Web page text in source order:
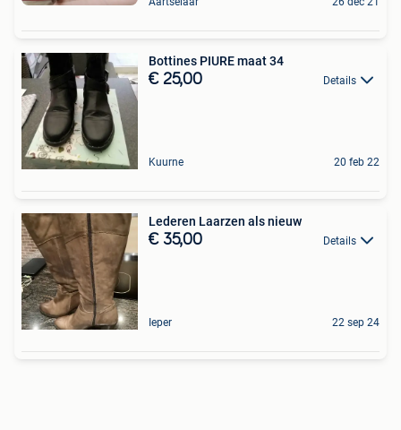
Bottines PIURE maat 34
€ 25,00 Details
Kuurne 20 feb 22
Lederen Laarzen als nieuw
€ 35,00 Details
Ieper 22 sep 24